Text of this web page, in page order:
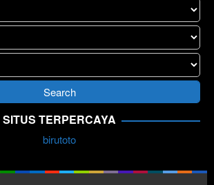
SITUS TERPERCAYA
birutoto